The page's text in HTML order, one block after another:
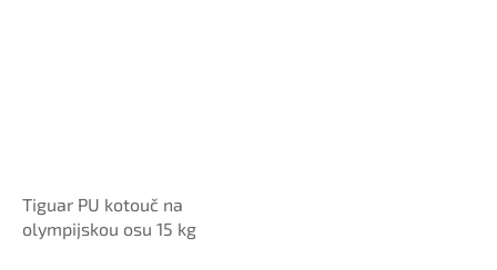
Tiguar PU kotouč na
olympijskou osu 15 kg